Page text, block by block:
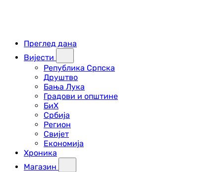
Преглед дана
Вијести
Република Српска
Друштво
Бања Лука
Градови и општине
БиХ
Србија
Регион
Свијет
Економија
Хроника
Магазин